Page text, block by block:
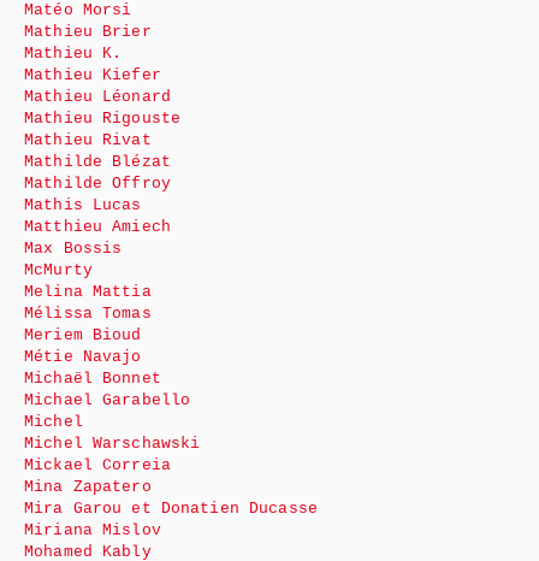
Matéo Morsi
Mathieu Brier
Mathieu K.
Mathieu Kiefer
Mathieu Léonard
Mathieu Rigouste
Mathieu Rivat
Mathilde Blézat
Mathilde Offroy
Mathis Lucas
Matthieu Amiech
Max Bossis
McMurty
Melina Mattia
Mélissa Tomas
Meriem Bioud
Métie Navajo
Michaël Bonnet
Michael Garabello
Michel
Michel Warschawski
Mickael Correia
Mina Zapatero
Mira Garou et Donatien Ducasse
Miriana Mislov
Mohamed Kably